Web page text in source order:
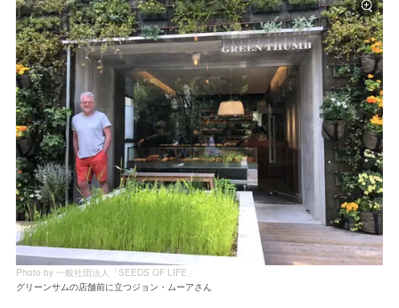
Photo by 一般社団法人「SEEDS OF LIFE」
グリーンサムの店舗前に立つジョン・ムーアさん